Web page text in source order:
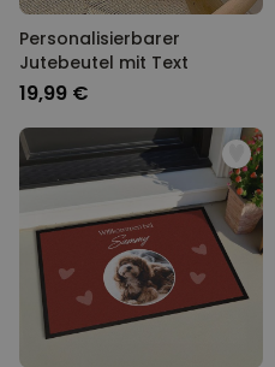
Personalisierbarer
Jutebeutel mit Text
19,99 €